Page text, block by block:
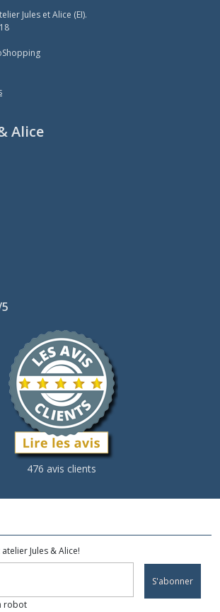
Jules et Alice (EI).
Alice
476 avis clients
Jules & Alice!
S'abonner
robot